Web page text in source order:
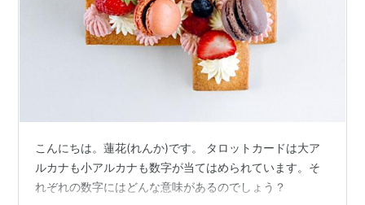
こんにちは。蓮花(れんか)です。 タロットカードは大ア
ルカナも小アルカナも数字が当てはめられています。そ
れぞれの数字にはどんな意味があるのでしょう？